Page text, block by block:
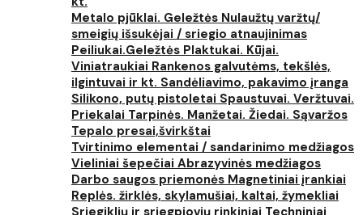
Metalo pjūklai. Geležtės Nulaužtų varžtų/
smeigių išsukėjai / sriegio atnaujinimas
Peiliukai.Geležtės Plaktukai. Kūjai.
Viniatraukiai Rankenos galvutėms, tekšlės,
ilgintuvai ir kt. Sandėliavimo, pakavimo įranga
Silikono, putų pistoletai Spaustuvai. Veržtuvai.
Priekalai Tarpinės. Manžetai. Žiedai. Sąvaržos
Tepalo presai,švirkštai
Tvirtinimo elementai / sandarinimo medžiagos
Vieliniai šepečiai Abrazyvinės medžiagos
Darbo saugos priemonės Magnetiniai įrankiai
Replės. žirklės, skylamušiai, kaltai, žymekliai
Sriegiklių ir sriegpjovių rinkiniai Techniniai